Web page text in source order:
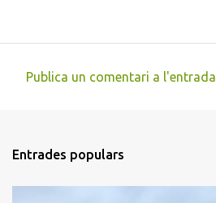
e
n
Publica un comentari a l'entrada
Entrades populars